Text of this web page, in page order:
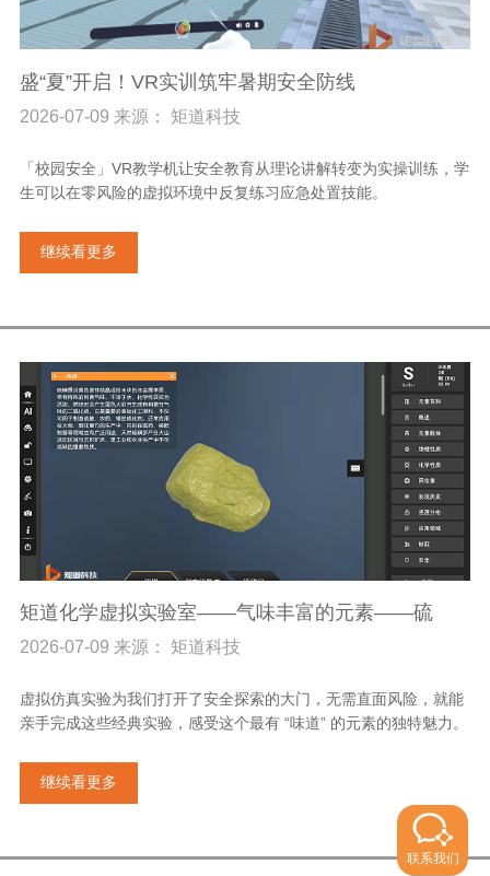
盛“夏”开启！VR实训筑牢暑期安全防线
2026-07-09 来源： 矩道科技
「校园安全」VR教学机让安全教育从理论讲解转变为实操训练，学
生可以在零风险的虚拟环境中反复练习应急处置技能。
继续看更多
矩道化学虚拟实验室——气味丰富的元素——硫
2026-07-09 来源： 矩道科技
虚拟仿真实验为我们打开了安全探索的大门，无需直面风险，就能
亲手完成这些经典实验，感受这个最有 “味道” 的元素的独特魅力。
继续看更多
联系我们